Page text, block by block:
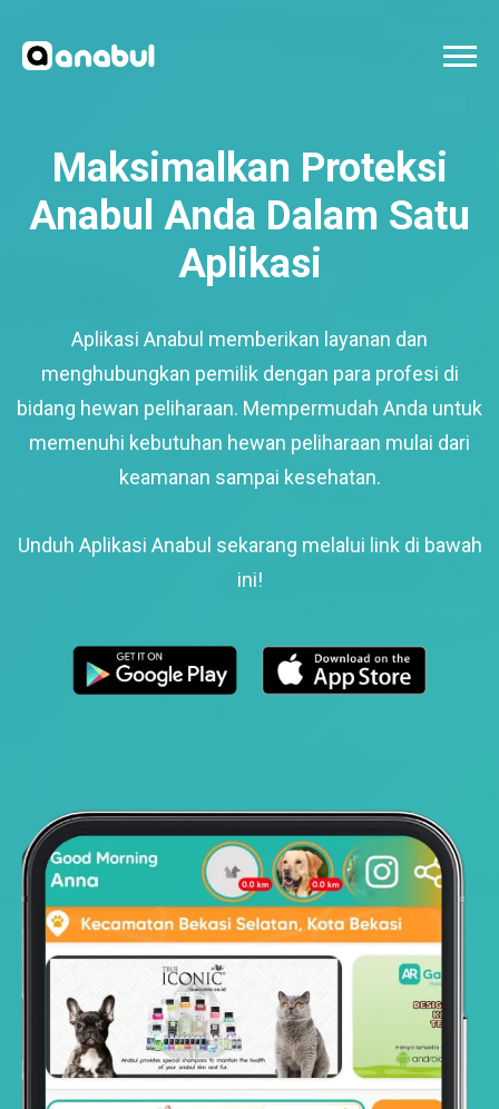
Maksimalkan Proteksi
Anabul Anda Dalam Satu
Aplikasi
Aplikasi Anabul memberikan layanan dan
menghubungkan pemilik dengan para profesi di
bidang hewan peliharaan. Mempermudah Anda untuk
memenuhi kebutuhan hewan peliharaan mulai dari
keamanan sampai kesehatan.
Unduh Aplikasi Anabul sekarang melalui link di bawah
ini!